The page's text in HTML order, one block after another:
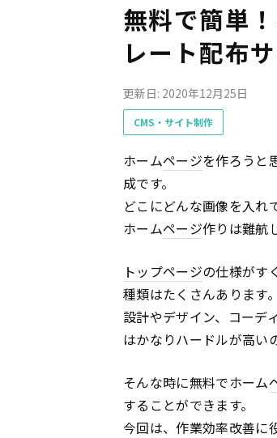
無料で簡単
レート配布
更新日: 2020年12月25日
CMS・サイト制作
ホームページを作ろうと
成です。
どこにどんな画像を入れて
ホームページ作りは難航
トップページの仕様がす
種類はたくさんあります。
設計やデザイン、コーデ
はかなりハードルが高い
そんな時に無料でホーム
することができます。
今回は、作業効率改善に